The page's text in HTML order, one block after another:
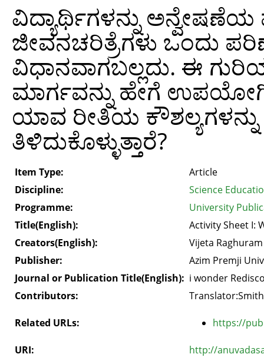
ವಿದ್ಯಾರ್ಥಿಗಳನ್ನು
ಜೀವನಚರಿತ್ರೆಗಳು ಒಂದು
ವಿಧಾನವಾಗಬಲ್ಲದು. ಈ
ಮಾರ್ಗವನ್ನು ಹೇಗೆ
ಯಾವ ರೀತಿಯ ಕೌಶಲ್ಯಗಳನ್ನು
ತಿಳಿದುಕೊಳ್ಳುತ್ತಾರೆ?
Item Type:
Article
Discipline:
Science
Programme:
University
Title(English):
Activity Sheet I:
Creators(English):
Vijeta Raghuram
Publisher:
Azim Premji
Journal or Publication Title(English): i wonder
Contributors:
Related URLs: https://
URI: http://